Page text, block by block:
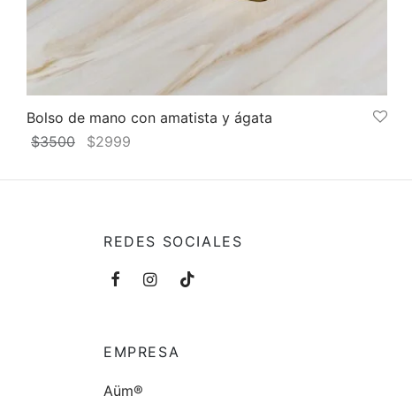
Bolso de mano con amatista y ágata
$3500
El
original
$2999
actual
REDES SOCIALES
EMPRESA
Aüm®